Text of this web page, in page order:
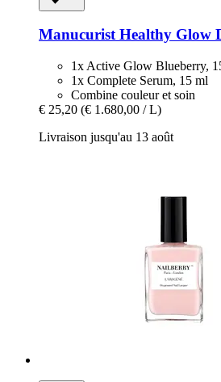
ManucuristHealthy Glow
1x Active Glow Blueberry,
1x Complete Serum, 15 ml
Combine couleur et soin
€ 25,20 (€ 1.680,00 / L)
Livraison jusqu'au 13 août